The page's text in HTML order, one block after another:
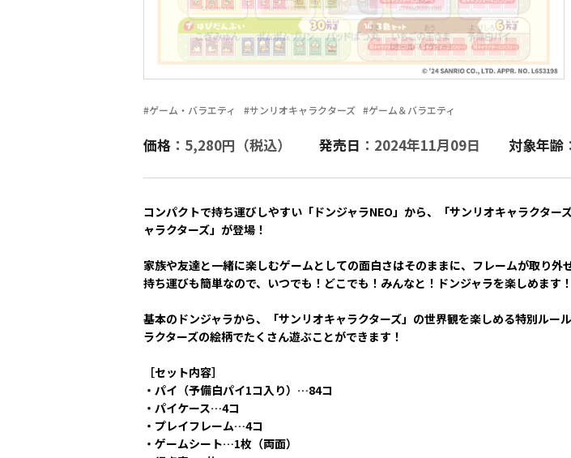
#ゲーム・バラエティ #サンリオキャラクターズ #ゲーム＆バラエティ
価格 ：5,280円（税込） 発売日 ：2024年11月09日 対象年齢
コンパクトで持ち運びしやすい「ドンジャラNEO」から、「サンリオキャラクタ
ャラクターズ」が登場！
家族や友達と一緒に楽しむゲームとしての面白さはそのままに、フレームが取り外
持ち運びも簡単なので、いつでも！どこでも！みんなと！ドンジャラを楽しめます！
基本のドンジャラから、「サンリオキャラクターズ」の世界観を楽しめる特別ル
ラクターズの絵柄でたくさん遊ぶことができます！
［セット内容］
・パイ（予備白パイ1コ入り）…84コ
・パイケース…4コ
・プレイフレーム…4コ
・ゲームシート…1枚（両面）